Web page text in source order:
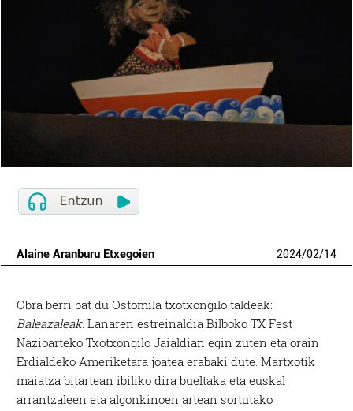
Alaine Aranburu Etxegoien 2024/02/14
Obra berri bat du Ostomila txotxongilo taldeak:
Baleazaleak. Lanaren estreinaldia Bilboko TX Fest
Nazioarteko Txotxongilo Jaialdian egin zuten eta orain
Erdialdeko Ameriketara joatea erabaki dute. Martxotik
maiatza bitartean ibiliko dira bueltaka eta euskal
arrantzaleen eta algonkinoen artean sortutako